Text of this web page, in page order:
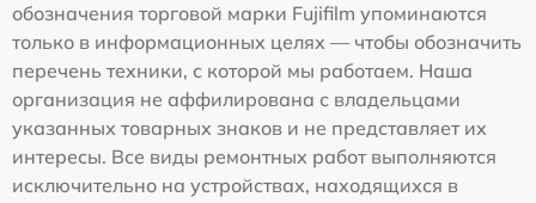
обозначения торговой марки Fujifilm упоминаются
только в информационных целях — чтобы обозначить
перечень техники, с которой мы работаем. Наша
организация не аффилирована с владельцами
указанных товарных знаков и не представляет их
интересы. Все виды ремонтных работ выполняются
исключительно на устройствах, находящихся в